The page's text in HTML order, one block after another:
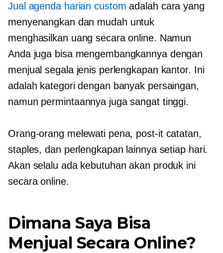
Jual agenda harian custom adalah cara yang
menyenangkan dan mudah untuk
menghasilkan uang secara online. Namun
Anda juga bisa mengembangkannya dengan
menjual segala jenis perlengkapan kantor. Ini
adalah kategori dengan banyak persaingan,
namun permintaannya juga sangat tinggi.
Orang-orang melewati pena, post-itcatatan,
staples, dan perlengkapan lainnya setiap hari.
Akan selalu ada kebutuhan akan produk ini
secara online.
Dimana Saya Bisa
Menjual Secara Online?